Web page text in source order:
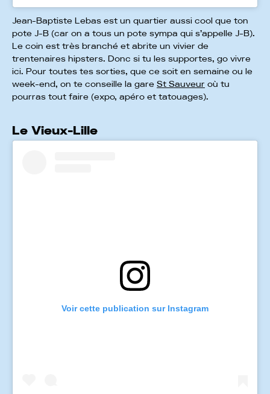
Jean-Baptiste Lebas est un quartier aussi cool que ton
pote J-B (car on a tous un pote sympa qui s’appelle J-B).
Le coin est très branché et abrite un vivier de
trentenaires hipsters. Donc si tu les supportes, go vivre
ici. Pour toutes tes sorties, que ce soit en semaine ou le
week-end, on te conseille la gare St Sauveur où tu
pourras tout faire (expo, apéro et tatouages).
Le Vieux-Lille
Voir cette publication sur Instagram